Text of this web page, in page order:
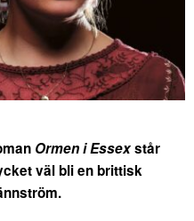
Ormen i Essexstår
väl bli en brittisk